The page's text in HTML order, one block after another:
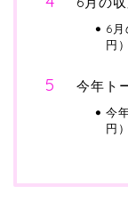
6
円）
今年ト
今
円）